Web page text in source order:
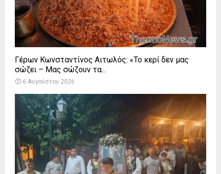
Γέρων Κωνσταντίνος Αιτωλός: «Το κερί δεν μας
σώζει – Μας σώζουν τα...
6 Αυγούστου 2026